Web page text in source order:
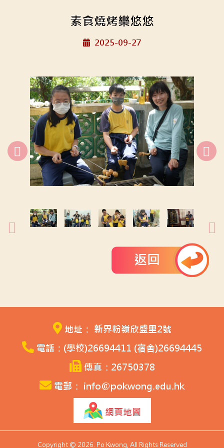
素食燒烤樂悠悠
2025-09-27
返回
地址： 新界粉嶺欣盛里2號
電話：(學校)26694411 (宿舍)26694445
傳真：26750378
電郵： info@pokwong.edu.hk
網頁地圖
Copyright © 2026. Po Kwong, All Rights Reserved